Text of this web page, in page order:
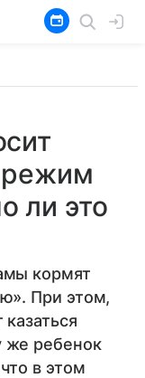
режим
ли это
кормят
При этом,
ребенок
в этом